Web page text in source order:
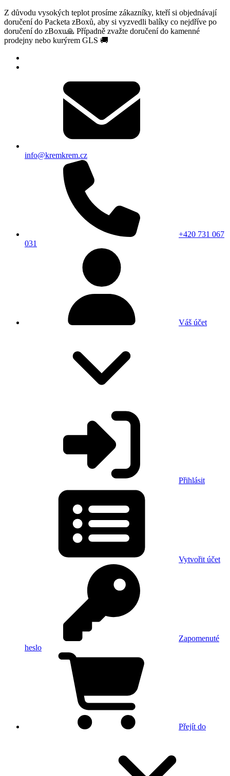
Z důvodu vysokých teplot prosíme zákazníky, kteří si objednávají
doručení do Packeta zBoxů, aby si vyzvedli balíky co nejdříve po
doručení do zBoxu🙏 Případně zvažte doručení do kamenné
prodejny nebo kurýrem GLS 🚚
info@kremkrem.cz
+420 731 067
031
Váš účet
Přihlásit
Vytvořit účet
Zapomenuté
heslo
Přejít do